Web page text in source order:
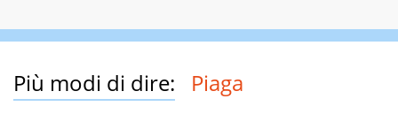
Più modi di dire: Piaga